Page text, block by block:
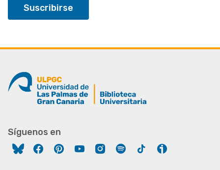
Síguenos en
FacebookPinterestYouTubeInstagram
Spotify Tiktok